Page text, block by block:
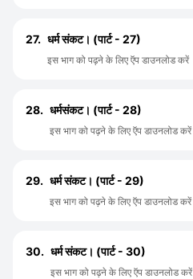
27. धर्म संकट। (पार्ट - 27)
इस भाग को पढ़ने के लिए ऍप डाउनलोड करें
28. धर्मसंकट। (पार्ट - 28)
इस भाग को पढ़ने के लिए ऍप डाउनलोड करें
29. धर्म संकट। (पार्ट - 29)
इस भाग को पढ़ने के लिए ऍप डाउनलोड करें
30. धर्म संकट। (पार्ट - 30)
इस भाग को पढ़ने के लिए ऍप डाउनलोड करें